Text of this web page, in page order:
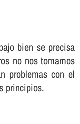
bien se precisa
no nos tomamos
problemas con el
principios.